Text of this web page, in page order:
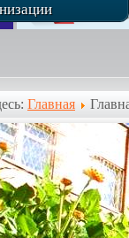
Главная